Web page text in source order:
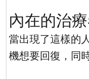
內在的治
當出現了這樣的
機想要回復，同